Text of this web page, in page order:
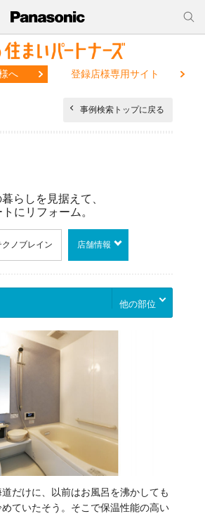
へ 登録店様専用サイト
事例検索トップに戻る
らしを見据えて、
にリフォーム。
ノブレイン 店舗情報
他の部位
だけに、以前はお風呂を沸かしても
ていたそう。そこで保温性能の高い